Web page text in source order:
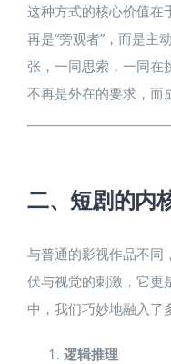
这种方式的核心价值
再是“旁观者”，而是主
张，一同思索，一同在
不再是外在的要求，而
二、短剧的内
与普通的影视作品不同
伏与视觉的刺激，它更
中，我们巧妙地融入了
逻辑推理